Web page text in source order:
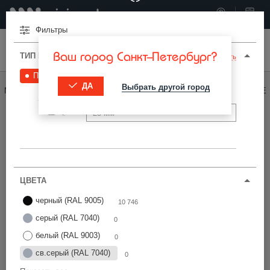
Ваш город Санкт-Петербург?
ДА Выбрать другой город
МИНИВОРКС ПРО ЗАГЛУШКИ ДЛЯ ОТВЕРСТИЙ /ПОД ОТВЕРСТИЕ
Фильтры
Найти
Фильтры
ТИП И ПАРАМЕТРЫ Сбросить
Под отверстие 10 746
ЦВЕТА
черный (RAL 9005) 10 746
серый (RAL 7040) 0
белый (RAL 9003) 0
св.серый (RAL 7040) 0
Цена по возрастанию